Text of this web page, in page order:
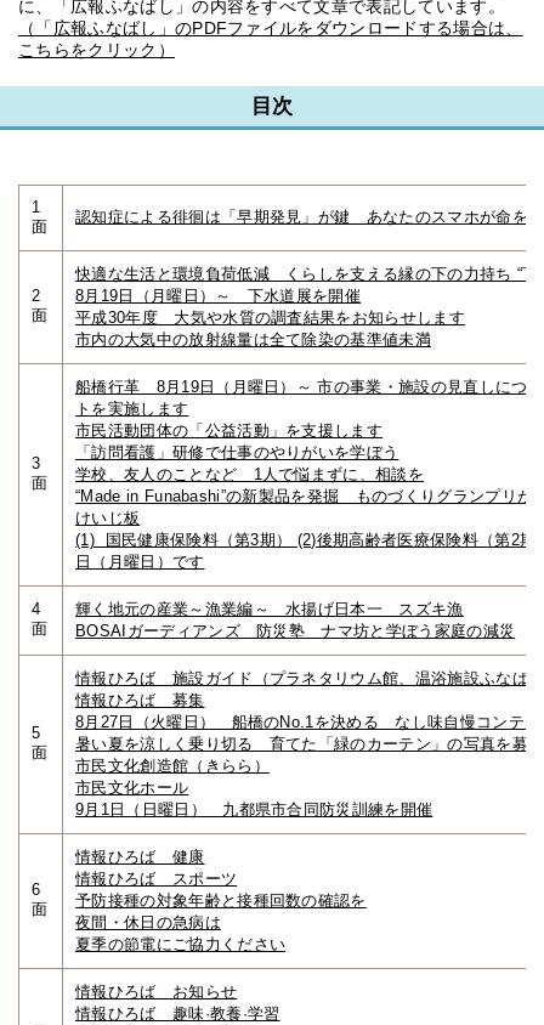
に、「広報ふなばし」の内容をすべて文章で表記しています。
（「広報ふなばし」のPDFファイルをダウンロードする場合は、
こちらをクリック）
目次
1
面
認知症による徘徊は「早期発見」が鍵 あなたのスマホが命を
2
面
快適な生活と環境負荷低減 くらしを支える縁の下の力持ち “下
8月19日（月曜日）～ 下水道展を開催
平成30年度 大気や水質の調査結果をお知らせします
市内の大気中の放射線量は全て除染の基準値未満
3
面
船橋行革 8月19日（月曜日）～ 市の事業・施設の見直しにつ
トを実施します
市民活動団体の「公益活動」を支援します
「訪問看護」研修で仕事のやりがいを学ぼう
学校、友人のことなど 1人で悩まずに、相談を
“Made in Funabashi”の新製品を発掘 ものづくりグランプリが
けいじ板
(1) 国民健康保険料（第3期） (2)後期高齢者医療保険料（第2期
日（月曜日）です
4
面
輝く地元の産業～漁業編～ 水揚げ日本一 スズキ漁
BOSAIガーディアンズ 防災塾 ナマ坊と学ぼう家庭の減災
5
面
情報ひろば 施設ガイド（プラネタリウム館、温浴施設ふなば
情報ひろば 募集
8月27日（火曜日） 船橋のNo.1を決める なし味自慢コンテス
暑い夏を涼しく乗り切る 育てた「緑のカーテン」の写真を募
市民文化創造館（きらら）
市民文化ホール
9月1日（日曜日） 九都県市合同防災訓練を開催
6
面
情報ひろば 健康
情報ひろば スポーツ
予防接種の対象年齢と接種回数の確認を
夜間・休日の急病は
夏季の節電にご協力ください
情報ひろば お知らせ
情報ひろば 趣味·教養·学習